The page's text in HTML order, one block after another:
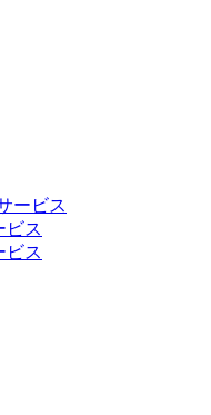
ービス
ビス
ビス